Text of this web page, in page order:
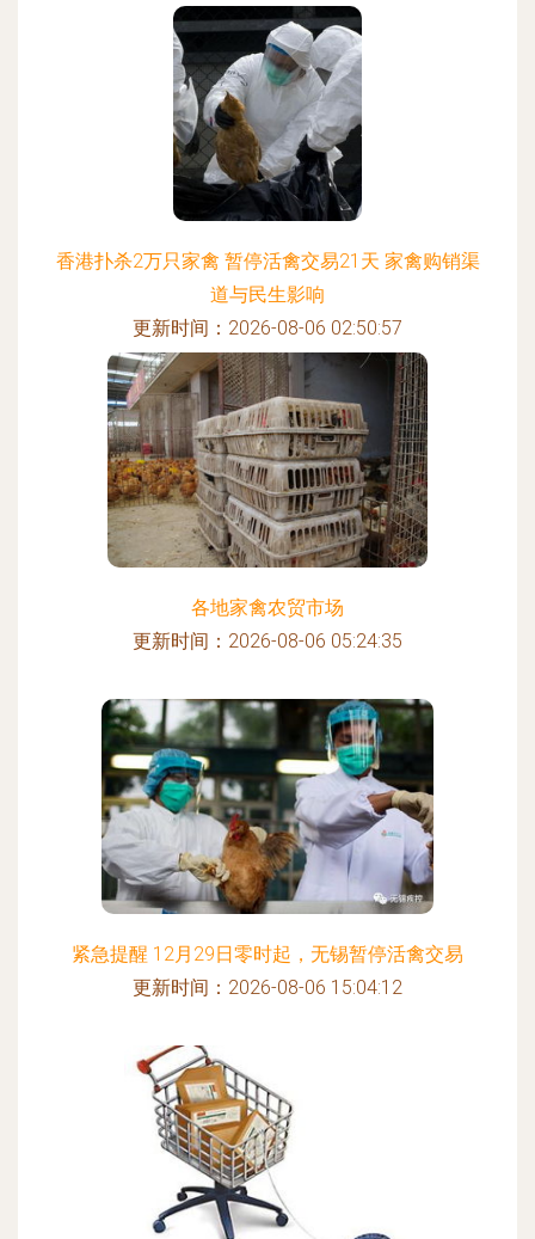
香港扑杀2万只家禽 暂停活禽交易21天 家禽购销渠
道与民生影响
更新时间：2026-08-06 02:50:57
各地家禽农贸市场
更新时间：2026-08-06 05:24:35
紧急提醒 12月29日零时起，无锡暂停活禽交易
更新时间：2026-08-06 15:04:12